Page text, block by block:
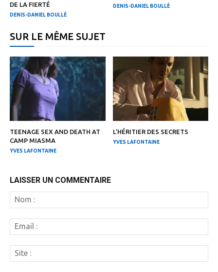
DE LA FIERTÉ
DENIS-DANIEL BOULLÉ
DENIS-DANIEL BOULLÉ
SUR LE MÊME SUJET
TEENAGE SEX AND DEATH AT
CAMP MIASMA
YVES LAFONTAINE
L’HÉRITIER DES SECRETS
YVES LAFONTAINE
LAISSER UN COMMENTAIRE
:
:
: